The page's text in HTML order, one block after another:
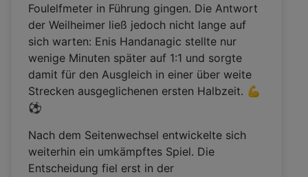
Foulelfmeter in Führung gingen. Die Antwort
der Weilheimer ließ jedoch nicht lange auf
sich warten: Enis Handanagic stellte nur
wenige Minuten später auf 1:1 und sorgte
damit für den Ausgleich in einer über weite
Strecken ausgeglichenen ersten Halbzeit. 💪
⚽
Nach dem Seitenwechsel entwickelte sich
weiterhin ein umkämpftes Spiel. Die
Entscheidung fiel erst in der